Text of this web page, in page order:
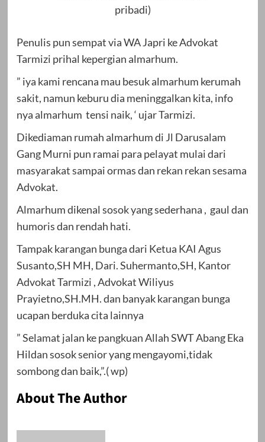
pribadi)
Penulis pun sempat via WA Japri ke Advokat
Tarmizi prihal kepergian almarhum.
” iya kami rencana mau besuk almarhum kerumah
sakit, namun keburu dia meninggalkan kita, info
nya almarhum tensi naik, ‘ ujar Tarmizi.
Dikediaman rumah almarhum di Jl Darusalam
Gang Murni pun ramai para pelayat mulai dari
masyarakat sampai ormas dan rekan rekan sesama
Advokat.
Almarhum dikenal sosok yang sederhana , gaul dan
humoris dan rendah hati.
Tampak karangan bunga dari Ketua KAI Agus
Susanto,SH MH, Dari. Suhermanto,SH, Kantor
Advokat Tarmizi , Advokat Wiliyus
Prayietno,SH.MH. dan banyak karangan bunga
ucapan berduka cita lainnya
” Selamat jalan ke pangkuan Allah SWT Abang Eka
Hildan sosok senior yang mengayomi,tidak
sombong dan baik,”.( wp)
About The Author